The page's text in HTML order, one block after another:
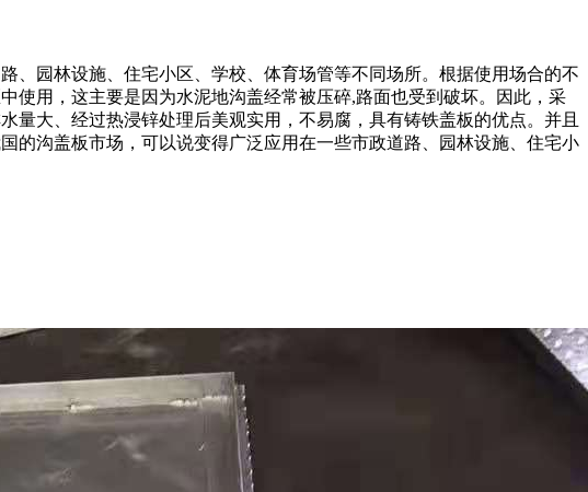
、园林设施、住宅小区、学校、体育场管等不同场所。根据使用场合的不
使用，这主要是因为水泥地沟盖经常被压碎,路面也受到破坏。因此，采
大、经过热浸锌处理后美观实用，不易腐，具有铸铁盖板的优点。并且
的沟盖板市场，可以说变得广泛应用在一些市政道路、园林设施、住宅小